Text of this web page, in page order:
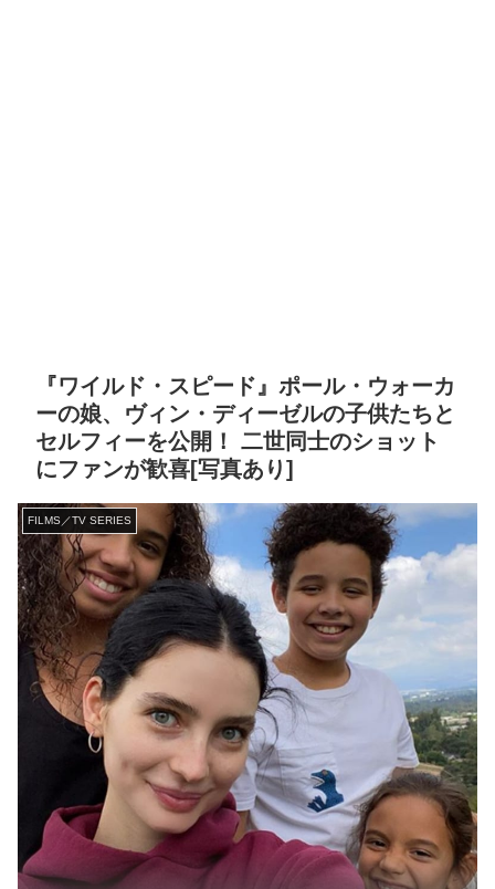
『ワイルド・スピード』ポール・ウォーカ
ーの娘、ヴィン・ディーゼルの子供たちと
セルフィーを公開！ 二世同士のショット
にファンが歓喜[写真あり]
FILMS／TV SERIES